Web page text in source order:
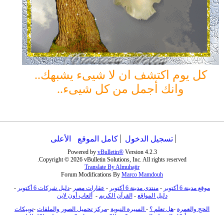
كل يوم اكتشف ان لا شيىء يشبهك..
وانك أجمل من كل شيىء..
تسجيل الدخول كامل الموقع الأعلى
Powered by vBulletin®Version 4.2.3
Copyright © 2026 vBulletin Solutions, Inc. All rights reserved.
Translate By Almuhajir
Forum Modifications By Marco Mamdouh
موقع مدينة 6 أكتوبر
- منتدى مدينة 6 أكتوبر - عقارات مصر -دليل شركات 6 أكتوبر
-
دليل المواقع - القرآن الكريم -
ألعاب أون لاين
الحج والعمرة -هل تعلم ؟ - السيرة النبوية -مركز تحميل الصور والملفات -توبيكات